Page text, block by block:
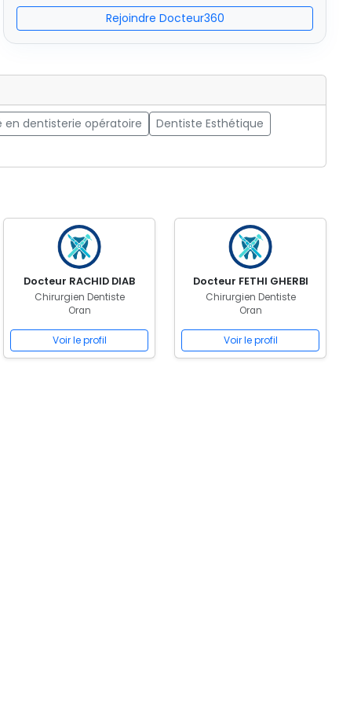
Rejoindre Docteur360
en dentisterie opératoire
Dentiste Esthétique
Docteur RACHID DIAB
Chirurgien Dentiste
Oran
Voir le profil
Docteur FETHI GHERBI
Chirurgien Dentiste
Oran
Voir le profil